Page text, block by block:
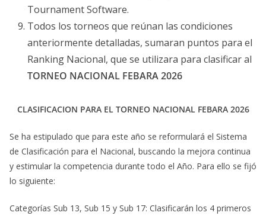
Tournament Software.
Todos los torneos que reúnan las condiciones
anteriormente detalladas, sumaran puntos para el
Ranking Nacional, que se utilizara para clasificar al
TORNEO NACIONAL FEBARA 2026
CLASIFICACION PARA EL TORNEO NACIONAL FEBARA 2026
Se ha estipulado que para este año se reformulará el Sistema
de Clasificación para el Nacional, buscando la mejora continua
y estimular la competencia durante todo el Año. Para ello se fijó
lo siguiente:
Categorías Sub 13, Sub 15 y Sub 17: Clasificarán los 4 primeros